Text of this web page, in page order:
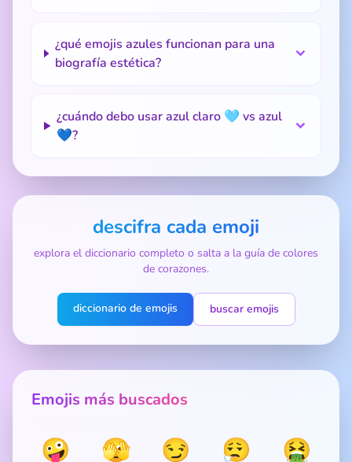
¿qué emojis azules funcionan para una
biografía estética?
¿cuándo debo usar azul claro 🩵 vs azul
💙?
descifra cada emoji
explora el diccionario completo o salta a la guía de colores
de corazones.
diccionario de emojis buscar emojis
Emojis más buscados
🤪 🫣 😏 😮‍💨 🤮